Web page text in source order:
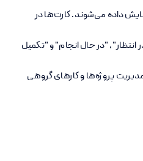
داده می‌شوند. کارت‌ها در
"در حال انجام" و "تکمیل
پروژه‌ها و کارهای گروهی